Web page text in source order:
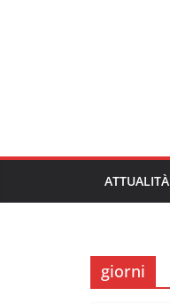
ATTUALITÀ
giorni